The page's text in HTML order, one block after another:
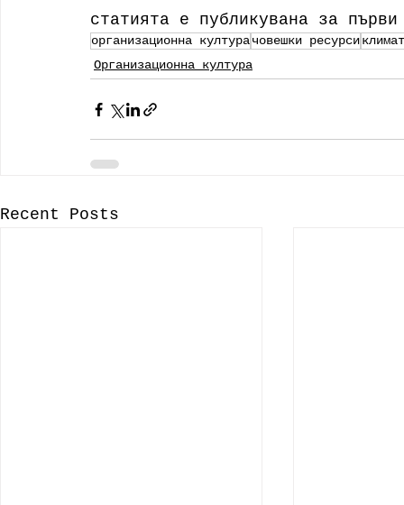
статията е публикувана за
организационна културачовешки ресурсиклимат
Организационна култура
Recent Posts